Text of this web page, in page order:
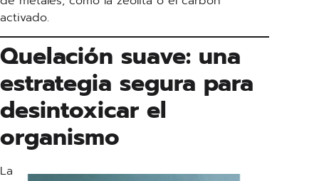
activado.
Quelación suave: una
estrategia segura para
desintoxicar el
organismo
La